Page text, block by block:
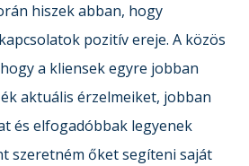
hiszek abban, hogy
pozitív ereje. A közös
a kliensek egyre jobban
aktuális érzelmeiket, jobban
és elfogadóbbak legyenek
szeretném őket segíteni saját